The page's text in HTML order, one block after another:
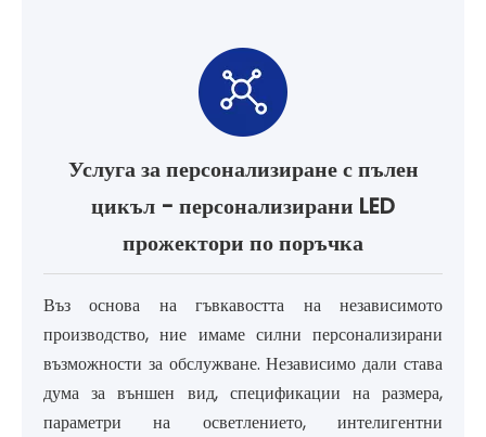
Услуга за персонализиране с пълен
цикъл - персонализирани LED
прожектори по поръчка
Въз основа на гъвкавостта на независимото
производство, ние имаме силни персонализирани
възможности за обслужване. Независимо дали става
дума за външен вид, спецификации на размера,
параметри на осветлението, интелигентни